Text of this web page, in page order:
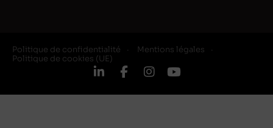
Politique de confidentialité
Mentions légales
Politique de cookies (UE)